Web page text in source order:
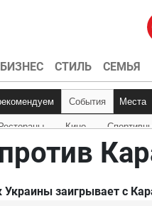
СТИЛЬ СЕМЬЯ
Рецензии Куда пойти
События Места
Кино
заигрывает с